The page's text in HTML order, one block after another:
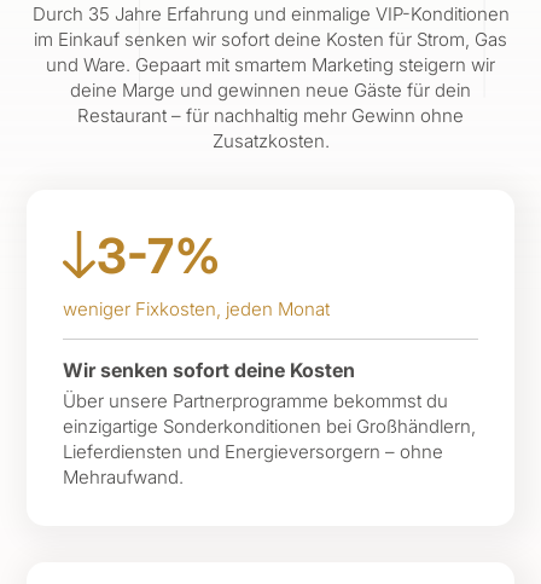
Durch 35 Jahre Erfahrung und einmalige VIP-Konditionen
im Einkauf senken wir sofort deine Kosten für Strom, Gas
und Ware. Gepaart mit smartem Marketing steigern wir
deine Marge und gewinnen neue Gäste für dein
Restaurant – für nachhaltig mehr Gewinn ohne
Zusatzkosten.
3-7%
weniger Fixkosten, jeden Monat
Wir senken sofort deine Kosten
Über unsere Partnerprogramme bekommst du
einzigartige Sonderkonditionen bei Großhändlern,
Lieferdiensten und Energieversorgern – ohne
Mehraufwand.